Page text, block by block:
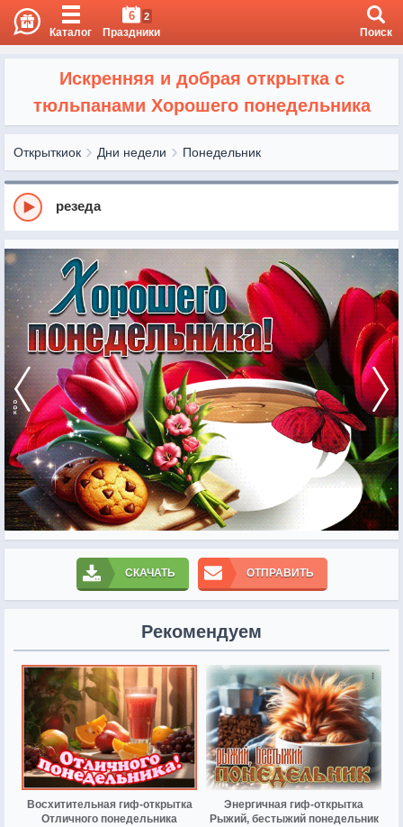
Каталог
6 2
Праздники Поиск
Искренняя и добрая открытка с
тюльпанами Хорошего понедельника
Открыткиок Дни недели Понедельник
резеда
СКАЧАТЬ ОТПРАВИТЬ
Рекомендуем
Восхитительная гиф-открытка
Отличного понедельника
Энергичная гиф-открытка
Рыжий, бестыжий понедельник